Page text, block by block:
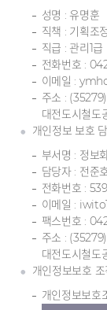
성명 : 유명훈
직책 : 기획조
직급 : 관리1급
전화번호 :
이메일 :
주소 :
대전도시철도
개인정보 보호
부서명 : 정보
담당자 : 전준
전화번호 :
이메일 :
팩스번호 :
주소 :
대전도시철도
개인정보보호
개인정보보호